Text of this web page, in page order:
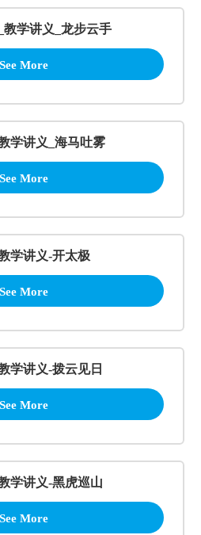
教学讲义_龙步云手
See More
学讲义_海马吐雾
See More
学讲义-开太极
See More
学讲义-拨云见日
See More
学讲义-黑虎巡山
See More